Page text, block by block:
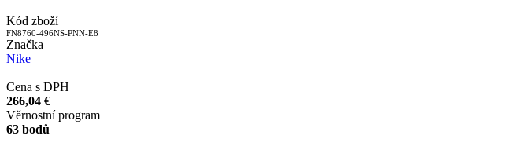
Kód zboží
FN8760-496NS-PNN-E8
Značka
Nike
Cena s DPH
266,04 €
Věrnostní program
63 bodů